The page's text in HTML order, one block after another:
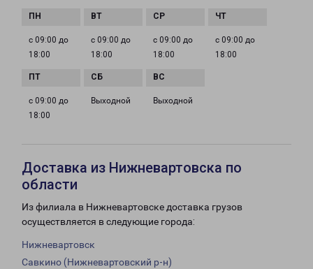
с 09:00 до
18:00
с 09:00 до
18:00
с 09:00 до
18:00
с 09:00 до
18:00
с 09:00 до
18:00
Выходной Выходной
Доставка из Нижневартовска по
области
Из филиала в Нижневартовске доставка грузов
осуществляется в следующие города:
Нижневартовск
Савкино (Нижневартовский р-н)